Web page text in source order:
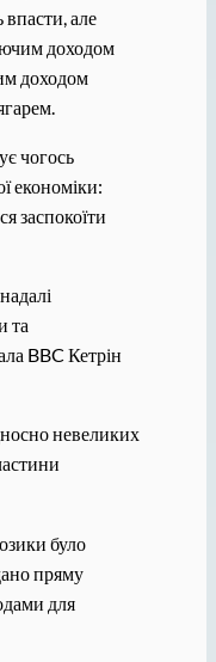
але
доходом
доходом
чогось
економіки:
заспокоїти
та
BBC Кетрін
невеликих
було
пряму
для